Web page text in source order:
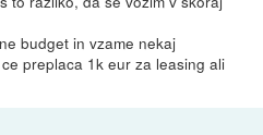
budget in vzame nekaj
preplaca 1k eur za leasing ali